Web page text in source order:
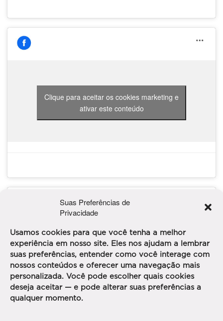
Suas Preferências de
Privacidade
Usamos cookies para que você tenha a melhor
experiência em nosso site. Eles nos ajudam a lembrar
suas preferências, entender como você interage com
nossos conteúdos e oferecer uma navegação mais
personalizada. Você pode escolher quais cookies
deseja aceitar — e pode alterar suas preferências a
qualquer momento.
Clique para aceitar os cookies marketing e
ativar este conteúdo
Clique para aceitar os cookies marketing e
ativar este conteúdo